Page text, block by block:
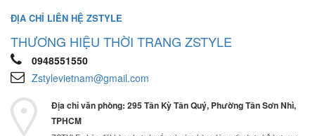
ĐỊA CHỈ LIÊN HỆ ZSTYLE
THƯƠNG HIỆU THỜI TRANG ZSTYLE
0948551550
Zstylevietnam@gmail.com
Địa chỉ văn phòng: 295 Tân Kỳ Tân Quý, Phường Tân Sơn Nhì,
TPHCM